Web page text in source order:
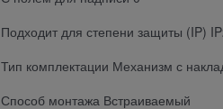
Подходит для степени защиты (IP)
Тип комплектации Механизм с
Способ монтажа Встраиваемый